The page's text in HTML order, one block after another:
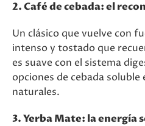
2. Café de cebada: el
Un clásico que vuelve con
intenso y tostado que
es suave con el sistema
opciones de cebada
naturales.
3. Yerba Mate: la energía